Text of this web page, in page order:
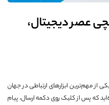
عصر دیجیتال،
از مهم‌ترین ابزارهای ارتباطی در جهان
که پس از کلیک روی دکمه ارسال، پیام